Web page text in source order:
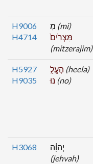
H9006
H4714
(mi)
מִּצְרַ֙יִם֙
(mitzerajim)
H5927
H9035
(heela)
(no)
H3068
יְהוָ֔ה
(jehvah)